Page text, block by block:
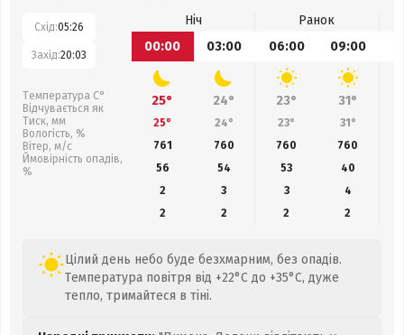
Схід:05:26
Захід:20:03
Температура С°
Відчувається як
Тиск, мм
Вологість, %
Вітер, м/с
Ймовірність опадів,
%
Ніч
Ранок
00:00
03:00 06:00 09:00
25° 24° 23° 31°
25° 24° 23° 31°
761
760 760 760
56
54 53 40
2
3 3
4
2
2 2 2
Цілий день небо буде безхмарним, без опадів.
Температура повітря від +22°C до +35°C, дуже
тепло, тримайтеся в тіні.